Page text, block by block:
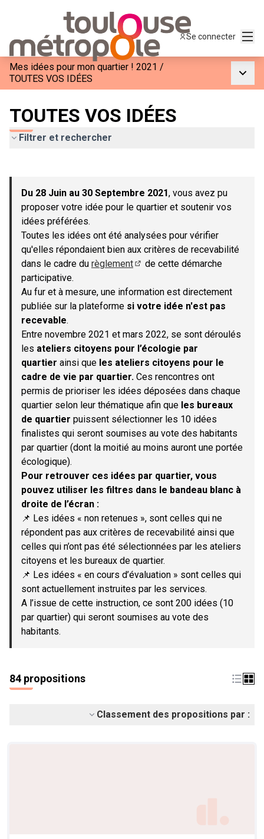
Se connecter
Mes idées pour mon quartier ! 2021 /
TOUTES VOS IDÉES
TOUTES VOS IDÉES
Filtrer et rechercher
−
Du 28 Juin au 30 Septembre 2021, vous avez pu
proposer votre idée pour le quartier et soutenir vos
idées préférées.
Toutes les idées ont été analysées pour vérifier
qu'elles répondaient bien aux critères de recevabilité
dans le cadre du règlement
de cette démarche
participative.
Au fur et à mesure, une information est directement
publiée sur la plateforme si votre idée n'est pas
recevable.
Entre novembre 2021 et mars 2022, se sont déroulés
les ateliers citoyens pour l’écologie par
quartier ainsi que les ateliers citoyens pour le
cadre de vie par quartier. Ces rencontres ont
permis de prioriser les idées déposées dans chaque
quartier selon leur thématique afin que les bureaux
de quartier puissent sélectionner les 10 idées
finalistes qui seront soumises au vote des habitants
par quartier (dont la moitié au moins auront une portée
écologique).
Pour retrouver ces idées par quartier, vous
pouvez utiliser les filtres dans le bandeau blanc à
droite de l’écran :
📌 Les idées « non retenues », sont celles qui ne
répondent pas aux critères de recevabilité ainsi que
celles qui n’ont pas été sélectionnées par les ateliers
citoyens et les bureaux de quartier.
📌 Les idées « en cours d’évaluation » sont celles qui
sont actuellement instruites par les services.
A l’issue de cette instruction, ce sont 200 idées (10
par quartier) qui seront soumises au vote des
habitants.
84 propositions
Classement des propositions par :